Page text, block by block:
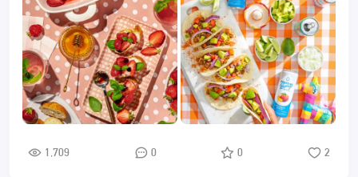
1,709 0 0 2